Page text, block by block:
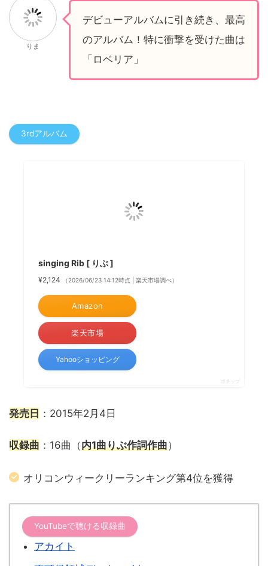
りま
デビューアルバムに引き続き、最高
のアルバム！特に衝撃を受けた曲は
「ロベリア」
3rdアルバム
singing Rib [ りぶ ]
¥2,124 （2026/06/23 14:12時点 | 楽天市場調べ）
Amazon
楽天市場
Yahooショッピング
ポチップ
発売日 ：2015年2月4日
収録曲 ：16曲（内1曲りぶ作詞作曲）
オリコンウィークリーランキング第4位を獲得
YouTubeで聴ける収録曲
アカイト